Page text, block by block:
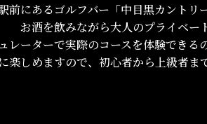
前にあるゴルフバー「中目黒カントリ
お酒を飲みながら大人のプライベー
レーターで実際のコースを体験できる
楽しめますので、初心者から上級者ま